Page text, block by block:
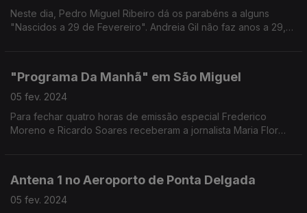
Neste dia, Pedro Miguel Ribeiro dá os parabéns a alguns
"Nascidos a 29 de Fevereiro". Andreia Gil não faz anos a 29,
"Programa Da Manhã" em São Miguel
05 fev. 2024
Para fechar quatro horas de emissão especial Frederico
Moreno e Ricardo Soares receberam a jornalista Maria Flor
Antena 1 no Aeroporto de Ponta Delgada
05 fev. 2024